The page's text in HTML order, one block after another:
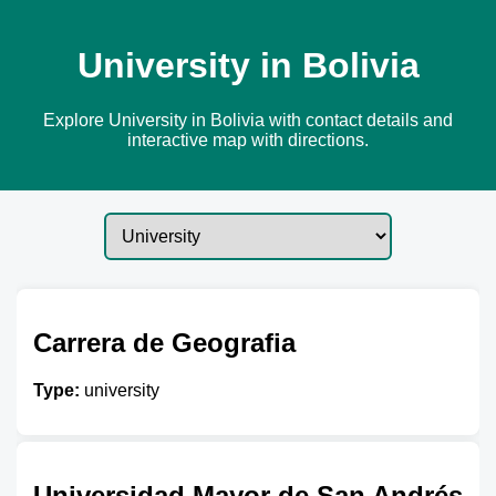
University in Bolivia
Explore University in Bolivia with contact details and
interactive map with directions.
Carrera de Geografia
Type: university